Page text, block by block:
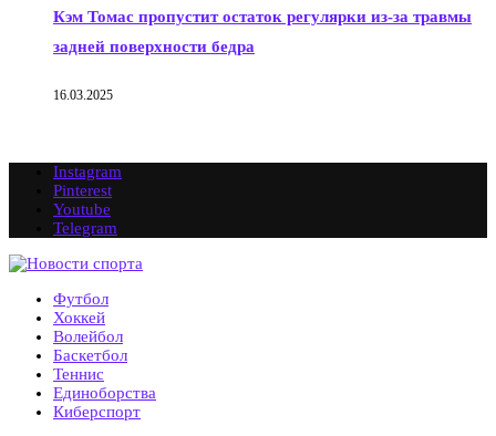
Кэм Томас пропустит остаток регулярки из-за травмы
задней поверхности бедра
16.03.2025
Instagram
Pinterest
Youtube
Telegram
Футбол
Хоккей
Волейбол
Баскетбол
Теннис
Единоборства
Киберспорт